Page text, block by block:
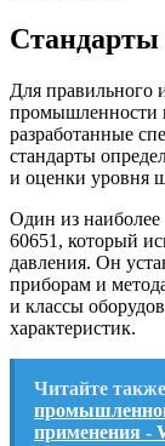
Для правильного
промышленности
разработанные
стандарты
и оценки уровня
Один из
60651, который
давления. Он
приборам и
и классы
характеристик.
Читайте
применения -